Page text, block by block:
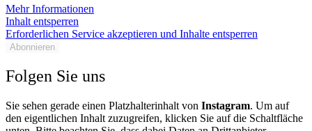
Mehr Informationen
Inhalt entsperren
Erforderlichen Service akzeptieren und Inhalte entsperren
Abonnieren
Folgen Sie uns
Sie sehen gerade einen Platzhalterinhalt von Instagram. Um auf
den eigentlichen Inhalt zuzugreifen, klicken Sie auf die Schaltfläche